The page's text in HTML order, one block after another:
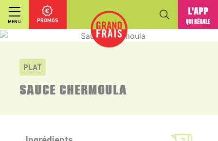
MENU PROMOS
L'APP
QUI RÉGALE
PLAT
SAUCE CHERMOULA